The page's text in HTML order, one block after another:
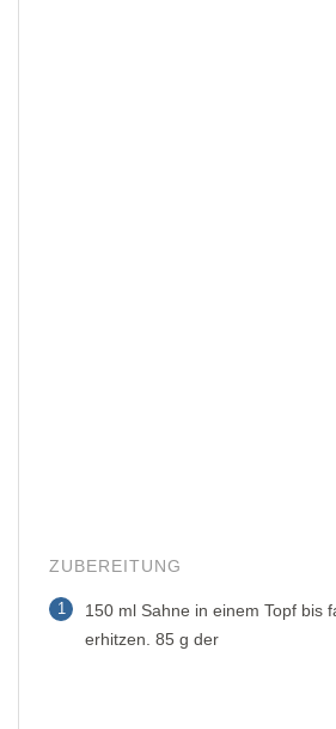
ZUBEREITUNG
1
150 ml Sahne in einem Topf bis
erhitzen. 85 g der